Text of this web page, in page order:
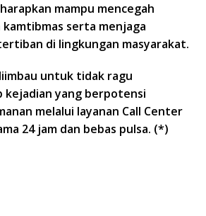
mampu mencegah
serta menjaga
di lingkungan masyarakat.
untuk tidak ragu
kejadian yang berpotensi
melalui layanan Call Center
24 jam dan bebas pulsa. (*)